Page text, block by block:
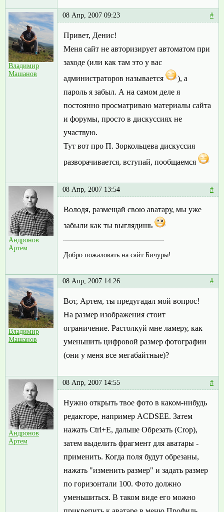
Владимир
Машанов
08 Апр, 2007 09:23 #
Привет, Денис!
Меня сайт не авторизирует автоматом при
заходе (или как там это у вас
администраторов называется
), а
пароль я забыл. А на самом деле я
постоянно просматриваю материалы сайта
и форумы, просто в дискуссиях не
участвую.
Тут вот про П. Зоркольцева дискуссия
разворачивается, вступай, пообщаемся
Андронов
Артем
08 Апр, 2007 13:54 #
Володя, размещай свою аватару, мы уже
забыли как ты выглядишь
Добро пожаловать на сайт Бичуры!
Владимир
Машанов
08 Апр, 2007 14:26 #
Вот, Артем, ты предугадал мой вопрос!
На размер изображения стоит
ограничение. Растолкуй мне ламеру, как
уменьшить цифровой размер фотографии
(они у меня все мегабайтные)?
Андронов
Артем
08 Апр, 2007 14:55 #
Нужно открыть твое фото в каком-нибудь
редакторе, например ACDSEE. Затем
нажать Ctrl+E, дальше Обрезать (Crop),
затем выделить фрагмент для аватары -
применить. Когда поля будут обрезаны,
нажать "изменить размер" и задать размер
по горизонтали 100. Фото должно
уменьшиться. В таком виде его можно